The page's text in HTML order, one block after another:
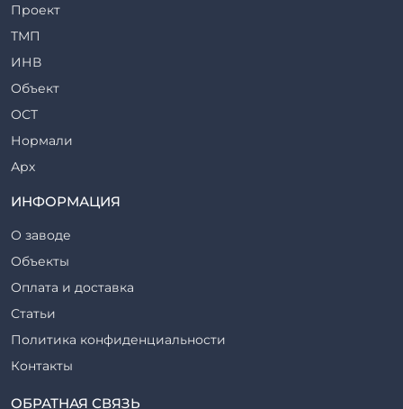
Ригели железобетонные
Сваи железобетонные
Стеновые блоки
Стойки железобетонные
Столбы железобетонные
Закладные детали
Трубы железобетонные
Утяжелители железобетонные
Фермы железобетонные
Фундаментные блоки
Фундаменты железобетонные
Шахты лифтов железобетонные
Шпалы железобетонные
Элементы благоустройства
Проект
ТМП
ИНВ
Объект
ОСТ
Нормали
Арх
ТР
Серия
ТП
ТПР
Шифр
Рабочие чертежи
ВСН
ТУ
ИНФОРМАЦИЯ
О заводе
Объекты
Оплата и доставка
Статьи
Политика конфиденциальности
Контакты
ОБРАТНАЯ СВЯЗЬ